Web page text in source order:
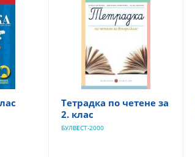
Тетрадка по четене за
2. клас
БУЛВЕСТ-2000